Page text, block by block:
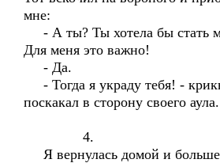
мне:
- А ты? Ты хотела бы стать
Для меня это важно!
- Да.
- Тогда я украду тебя! -
поскакал в сторону своего аула.
4.
Я вернулась домой и больше